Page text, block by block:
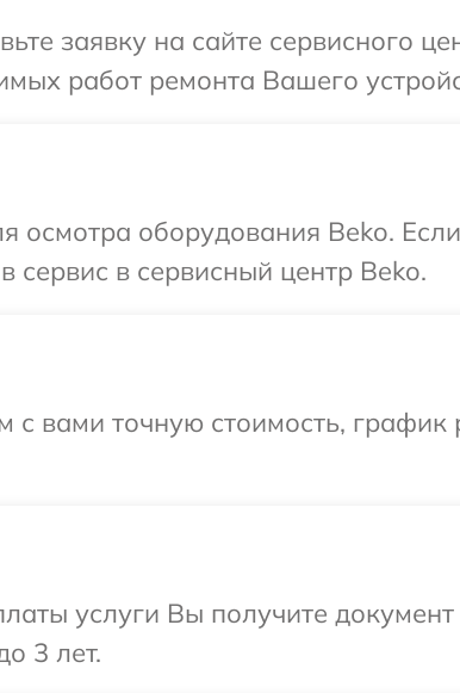
заявку на сайте сервисного
работ ремонта Вашего
осмотра оборудования Beko.
сервис в сервисный центр Beko.
с вами точную стоимость, график
услуги Вы получите
3 лет.